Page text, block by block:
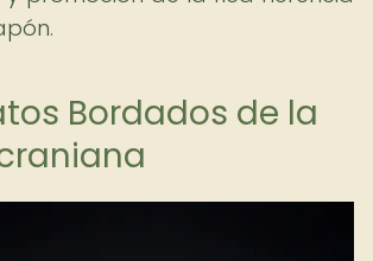
Bordados de la